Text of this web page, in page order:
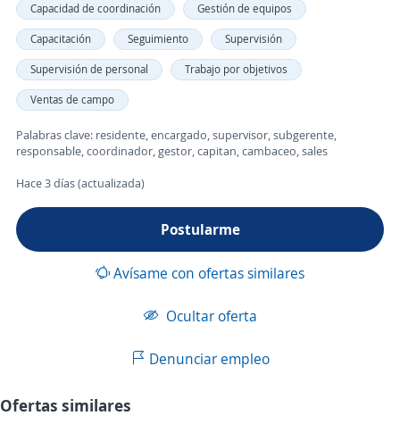
Capacidad de coordinación
Gestión de equipos
Capacitación
Seguimiento
Supervisión
Supervisión de personal
Trabajo por objetivos
Ventas de campo
Palabras clave: residente, encargado, supervisor, subgerente,
responsable, coordinador, gestor, capitan, cambaceo, sales
Hace 3 días (actualizada)
Postularme
Avísame con ofertas similares
Ocultar oferta
Denunciar empleo
Ofertas similares